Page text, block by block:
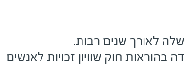
לאורך שנים רבות.
בהוראות חוק שוויון זכויות לאנשים